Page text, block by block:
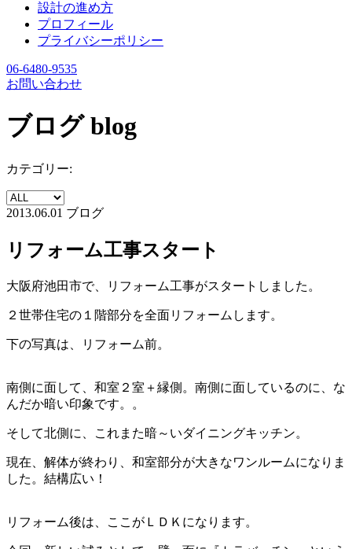
設計の進め方
プロフィール
プライバシーポリシー
06-6480-9535
お問い合わせ
ブログ blog
カテゴリー:
2013.06.01 ブログ
リフォーム工事スタート
大阪府池田市で、リフォーム工事がスタートしました。
２世帯住宅の１階部分を全面リフォームします。
下の写真は、リフォーム前。
南側に面して、和室２室＋縁側。南側に面しているのに、な
んだか暗い印象です。。
そして北側に、これまた暗～いダイニングキッチン。
現在、解体が終わり、和室部分が大きなワンルームになりま
した。結構広い！
リフォーム後は、ここがＬＤＫになります。